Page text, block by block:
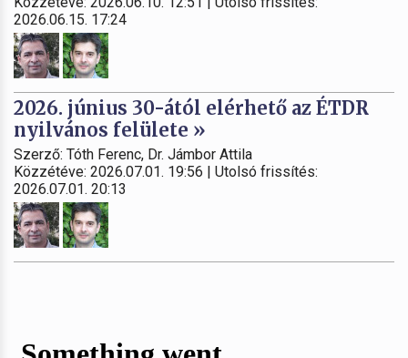
2026.06.15. 17:24
2026. június 30-ától elérhető az ÉTDR
nyilvános felülete »
Szerző: Tóth Ferenc, Dr. Jámbor Attila
Közzétéve: 2026.07.01. 19:56 | Utolsó frissítés:
2026.07.01. 20:13